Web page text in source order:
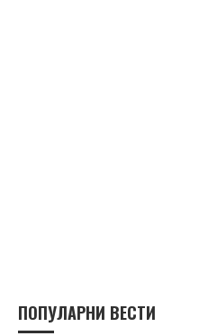
ПОПУЛАРНИ ВЕСТИ